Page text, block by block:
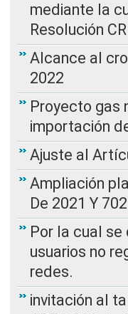
mediante la
Resolución
Alcance al
2022
Proyecto gas
importación
Ajuste al
Ampliación
De 2021 Y
Por la cual
usuarios no
redes.
invitación al